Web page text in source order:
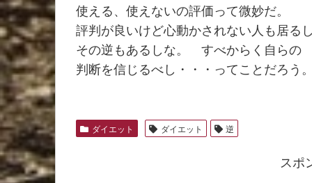
使える、使えないの評価って微妙だ。
評判が良いけど心動かされない人も居る
その逆もあるしな。 すべからく自らの
判断を信じるべし・・・ってことだろう
ダイエット ダイエット 逆
スポ